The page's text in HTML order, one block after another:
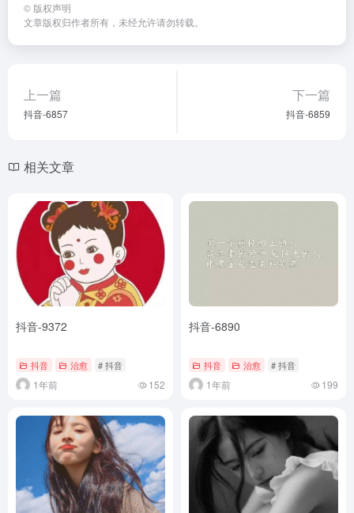
© 版权声明
文章版权归作者所有，未经允许请勿转载。
上一篇
抖音-6857
下一篇
抖音-6859
相关文章
抖音-9372
抖音 治愈 # 抖音
1年前 152
抖音-6890
抖音 治愈 # 抖音
1年前 199